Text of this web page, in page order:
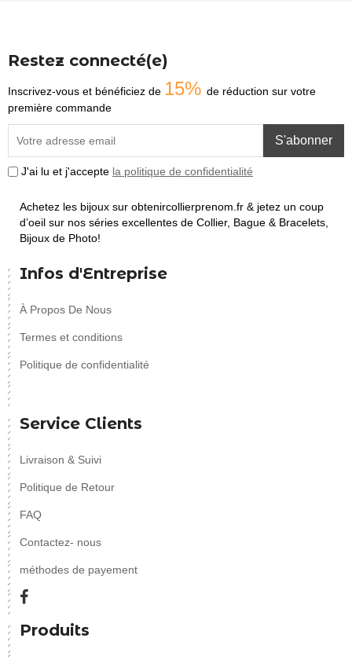
Restez connecté(e)
Inscrivez-vous et bénéficiez de 15% de réduction sur votre
première commande
S'abonner
J'ai lu et j'accepte la politique de confidentialité
Achetez les bijoux sur obtenircollierprenom.fr & jetez un coup
d’oeil sur nos séries excellentes de Collier, Bague & Bracelets,
Bijoux de Photo!
Infos d'Entreprise
À Propos De Nous
Termes et conditions
Politique de confidentialité
Service Clients
Livraison & Suivi
Politique de Retour
FAQ
Contactez- nous
méthodes de payement
Produits